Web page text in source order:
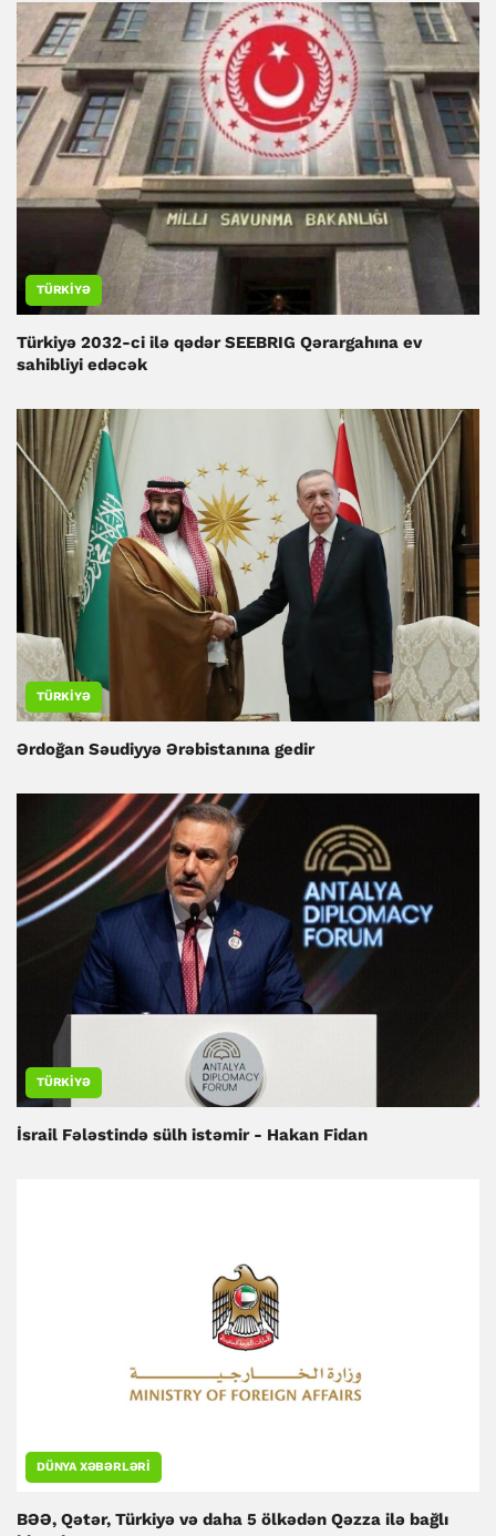
TÜRKIYƏ
Türkiyə 2032-ci ilə qədər SEEBRIG Qərargahına ev
sahibliyi edəcək
TÜRKIYƏ
Ərdoğan Səudiyyə Ərəbistanına gedir
TÜRKIYƏ
İsrail Fələstində sülh istəmir - Hakan Fidan
DÜNYA XƏBƏRLƏRI
BƏƏ, Qətər, Türkiyə və daha 5 ölkədən Qəzza ilə bağlı